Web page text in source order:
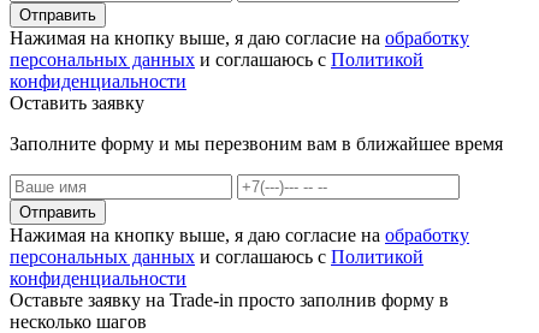
Отправить
Нажимая на кнопку выше, я даю согласие на обработку
персональных данных и соглашаюсь с Политикой
конфиденциальности
Оставить заявку
Заполните форму и мы перезвоним вам в ближайшее время
Отправить
Нажимая на кнопку выше, я даю согласие на обработку
персональных данных и соглашаюсь с Политикой
конфиденциальности
Оставьте заявку на Trade-in просто заполнив форму в
несколько шагов